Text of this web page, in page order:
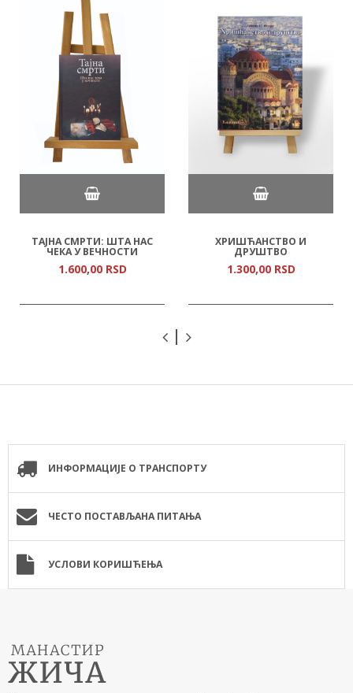
ТАЈНА СМРТИ: ШТА НАС
ЧЕКА У ВЕЧНОСТИ
1.600,00 RSD
ХРИШЋАНСТВО И
ДРУШТВО
1.300,00 RSD
ИНФОРМАЦИЈЕ О ТРАНСПОРТУ
ЧЕСТО ПОСТАВЉАНА ПИТАЊА
УСЛОВИ КОРИШЋЕЊА